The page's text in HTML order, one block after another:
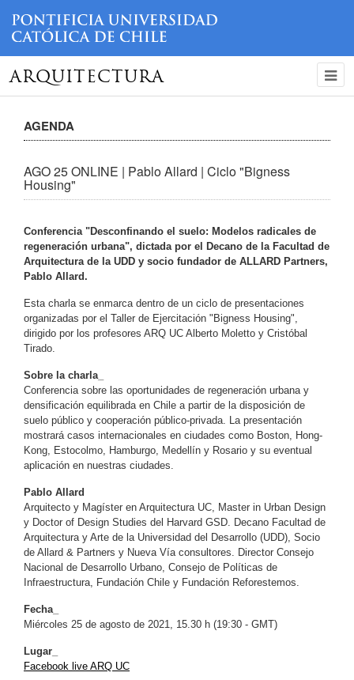
ARQUITECTURA
AGENDA
AGO 25 ONLINE | Pablo Allard | Ciclo "Bigness
Housing"
Conferencia "Desconfinando el suelo: Modelos radicales de
regeneración urbana", dictada por el Decano de la Facultad de
Arquitectura de la UDD y socio fundador de ALLARD Partners,
Pablo Allard.
Esta charla se enmarca dentro de un ciclo de presentaciones
organizadas por el Taller de Ejercitación "Bigness Housing",
dirigido por los profesores ARQ UC Alberto Moletto y Cristóbal
Tirado.
Sobre la charla_
Conferencia sobre las oportunidades de regeneración urbana y
densificación equilibrada en Chile a partir de la disposición de
suelo público y cooperación público-privada. La presentación
mostrará casos internacionales en ciudades como Boston, Hong-
Kong, Estocolmo, Hamburgo, Medellín y Rosario y su eventual
aplicación en nuestras ciudades.
Pablo Allard
Arquitecto y Magíster en Arquitectura UC, Master in Urban Design
y Doctor of Design Studies del Harvard GSD. Decano Facultad de
Arquitectura y Arte de la Universidad del Desarrollo (UDD), Socio
de Allard & Partners y Nueva Vía consultores. Director Consejo
Nacional de Desarrollo Urbano, Consejo de Políticas de
Infraestructura, Fundación Chile y Fundación Reforestemos.
Fecha_
Miércoles 25 de agosto de 2021, 15.30 h (19:30 - GMT)
Lugar_
Facebook live ARQ UC